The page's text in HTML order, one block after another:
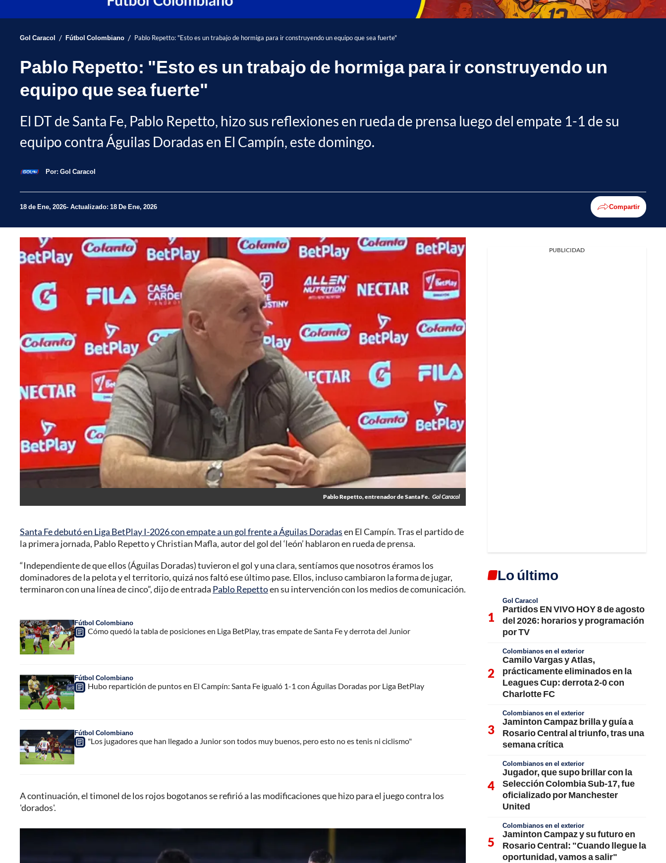
Gol Caracol / Fútbol Colombiano / Pablo Repetto: "Esto es un trabajo de hormiga para ir construyendo un equipo que sea fuerte"
Pablo Repetto: "Esto es un trabajo de hormiga para ir construyendo un
equipo que sea fuerte"
El DT de Santa Fe, Pablo Repetto, hizo sus reflexiones en rueda de prensa luego del empate 1-1 de su
equipo contra Águilas Doradas en El Campín, este domingo.
Por: Gol Caracol
18 de Ene, 2026 Actualizado: 18 De Ene, 2026 Compartir
Pablo Repetto, entrenador de Santa Fe. Gol Caracol
Santa Fe debutó en Liga BetPlay I-2026 con empate a un gol frente a Águilas Doradasen El Campín. Tras el partido de
la primera jornada, Pablo Repetto y Christian Mafla, autor del gol del ‘león’ hablaron en rueda de prensa.
“Independiente de que ellos (Águilas Doradas) tuvieron el gol y una clara, sentíamos que nosotros éramos los
dominadores de la pelota y el territorio, quizá nos faltó ese último pase. Ellos, incluso cambiaron la forma de jugar,
terminaron con una línea de cinco”, dijo de entrada Pablo Repettoen su intervención con los medios de comunicación.
Fútbol Colombiano
Cómo quedó la tabla de posiciones en Liga BetPlay, tras empate de Santa Fe y derrota del Junior
Fútbol Colombiano
Hubo repartición de puntos en El Campín: Santa Fe igualó 1-1 con Águilas Doradas por Liga BetPlay
Fútbol Colombiano
"Los jugadores que han llegado a Junior son todos muy buenos, pero esto no es tenis ni ciclismo"
A continuación, el timonel de los rojos bogotanos se refirió a las modificaciones que hizo para el juego contra los
'dorados'.
PUBLICIDAD
Lo último
Gol Caracol
Partidos EN VIVO HOY 8 de agosto
del 2026: horarios y programación
por TV
Colombianos en el exterior
Camilo Vargas y Atlas,
prácticamente eliminados en la
Leagues Cup: derrota 2-0 con
Charlotte FC
Colombianos en el exterior
Jaminton Campaz brilla y guía a
Rosario Central al triunfo, tras una
semana crítica
Colombianos en el exterior
Jugador, que supo brillar con la
Selección Colombia Sub-17, fue
oficializado por Manchester
United
Colombianos en el exterior
Jaminton Campaz y su futuro en
Rosario Central: "Cuando llegue la
oportunidad, vamos a salir"